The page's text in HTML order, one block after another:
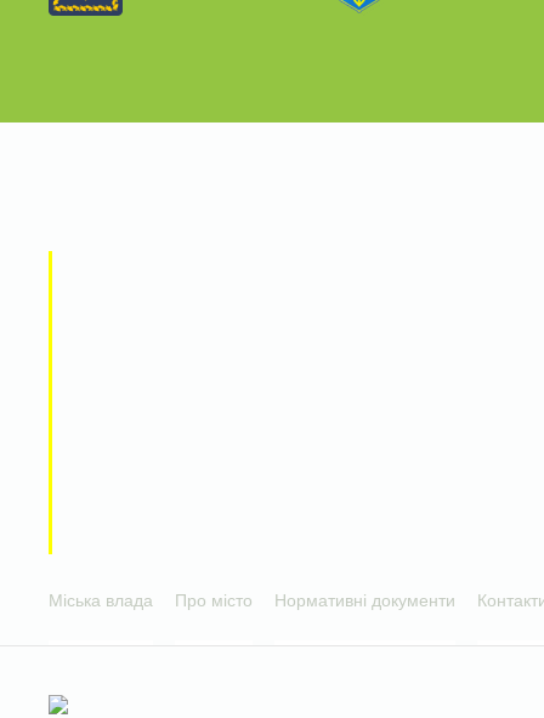
Міська влада Про місто Нормативні документи